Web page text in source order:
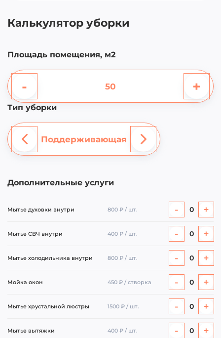
Калькулятор уборки
Площадь помещения, м2
- +
Тип уборки
Поддерживающая
Дополнительные услуги
Мытье духовки внутри 800 ₽ / шт. - 0 +
Мытье СВЧ внутри 400 ₽ / шт. - 0 +
Мытье холодильника внутри 800 ₽ / шт. - 0 +
Мойка окон 450 ₽ / створка - 0 +
Мытье хрустальной люстры 1500 ₽ / шт. - 0 +
Мытье вытяжки 400 ₽ / шт. - 0 +